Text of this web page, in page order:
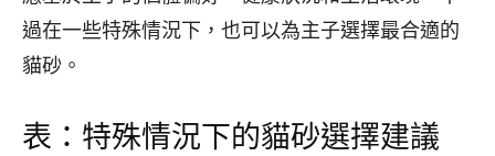
過在一些特殊情況下，也可以為主子選擇最合適的
貓砂。
表：特殊情況下的貓砂選擇建議